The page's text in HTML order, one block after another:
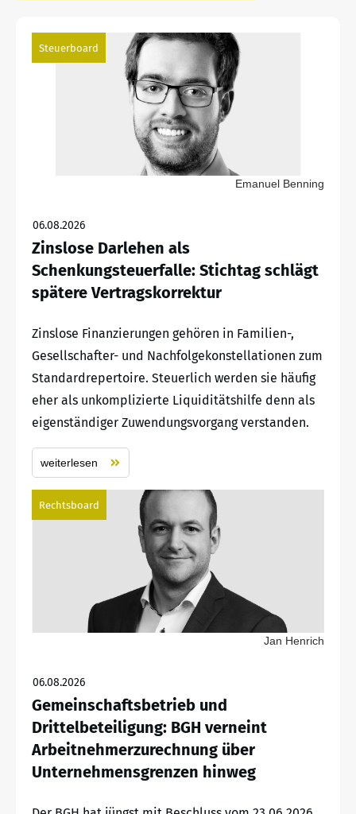
Steuerboard
Emanuel Benning
06.08.2026
Zinslose Darlehen als
Schenkungsteuerfalle: Stichtag schlägt
spätere Vertragskorrektur
Zinslose Finanzierungen gehören in Familien-,
Gesellschafter- und Nachfolgekonstellationen zum
Standardrepertoire. Steuerlich werden sie häufig
eher als unkomplizierte Liquiditätshilfe denn als
eigenständiger Zuwendungsvorgang verstanden.
weiterlesen
Rechtsboard
Jan Henrich
06.08.2026
Gemeinschaftsbetrieb und
Drittelbeteiligung: BGH verneint
Arbeitnehmerzurechnung über
Unternehmensgrenzen hinweg